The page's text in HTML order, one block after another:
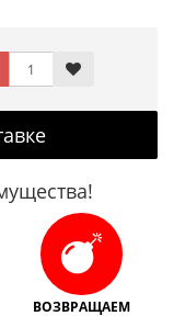
ВОЗВРАЩАЕМ